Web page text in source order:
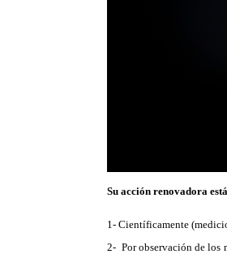
Su acción renovadora
1- Científicamente
2- Por observación de los